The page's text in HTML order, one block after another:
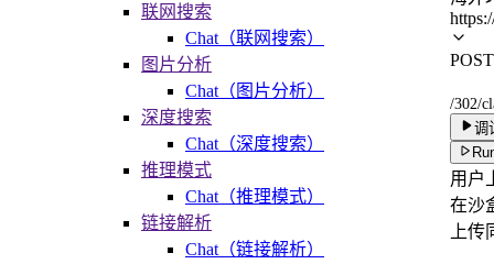
联网搜索
Chat（联网搜索）
图片分析
Chat（图片分析）
深度搜索
Chat（深度搜索）
推理模式
Chat（推理模式）
链接解析
Chat（链接解析）
POST
/302/
调
用户
在沙
上